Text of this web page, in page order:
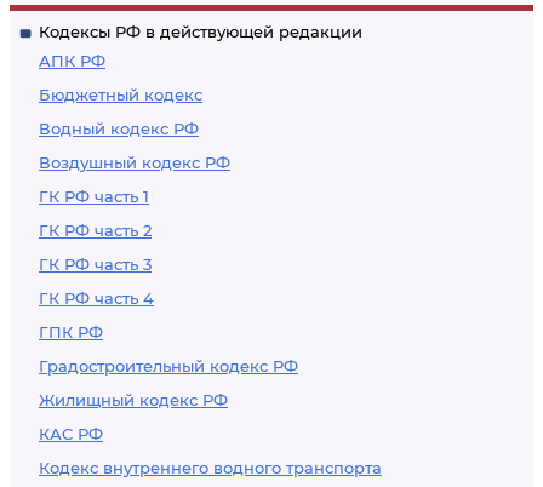
Кодексы РФ в действующей редакции
АПК РФ
Бюджетный кодекс
Водный кодекс РФ
Воздушный кодекс РФ
ГК РФ часть 1
ГК РФ часть 2
ГК РФ часть 3
ГК РФ часть 4
ГПК РФ
Градостроительный кодекс РФ
Жилищный кодекс РФ
КАС РФ
Кодекс внутреннего водного транспорта